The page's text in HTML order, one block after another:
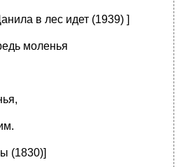
в лес идет (1939) ]
моленья
(1830)]